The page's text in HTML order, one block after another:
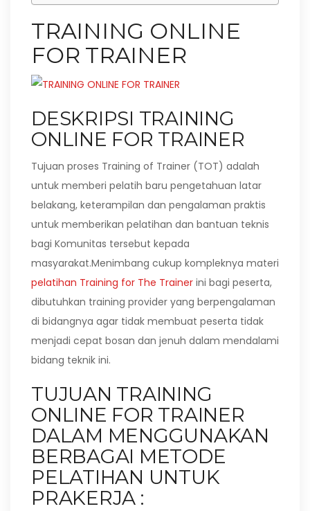
TRAINING ONLINE
FOR TRAINER
DESKRIPSI TRAINING
ONLINE FOR TRAINER
Tujuan proses Training of Trainer (TOT) adalah
untuk memberi pelatih baru pengetahuan latar
belakang, keterampilan dan pengalaman praktis
untuk memberikan pelatihan dan bantuan teknis
bagi Komunitas tersebut kepada
masyarakat.Menimbang cukup kompleknya materi
pelatihan Training for The Trainer ini bagi peserta,
dibutuhkan training provider yang berpengalaman
di bidangnya agar tidak membuat peserta tidak
menjadi cepat bosan dan jenuh dalam mendalami
bidang teknik ini.
TUJUAN TRAINING
ONLINE FOR TRAINER
DALAM MENGGUNAKAN
BERBAGAI METODE
PELATIHAN UNTUK
PRAKERJA :